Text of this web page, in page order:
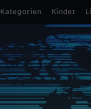
Kategorien Kinder